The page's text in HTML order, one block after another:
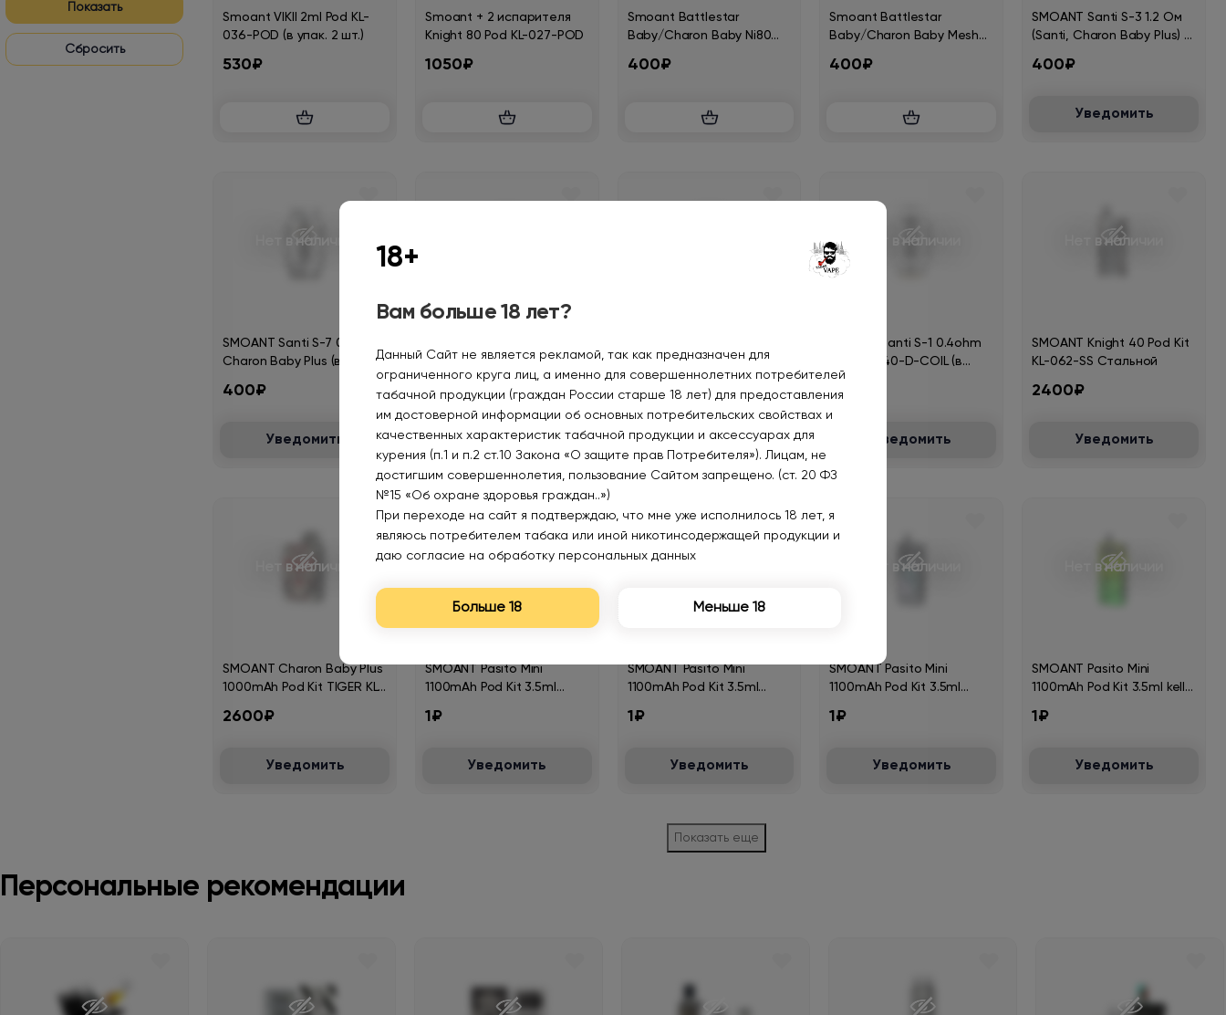
Показать
Smoant VIKII 2ml Pod KL-
036-POD (в упак. 2 шт.)
530₽
Smoant + 2 испарителя
Knight 80 Pod KL-027-POD
1050₽
Smoant Battlestar
Baby/Charon Baby Ni80
(в упак. 3 шт.)
400₽
Smoant Battlestar
Baby/Charon Baby Mesh
COIL (в упак. 3 шт.)
400₽
SMOANT Santi S-3 1.2 Ом
(Santi, Charon Baby Plus) (в
400₽
Уведомить
Нет в наличии
SMOANT Santi S-7 0.3ohm
Charon Baby Plus (в упак. 3
400₽
Уведомить
KL-080-POD
450₽
Уведомить
Coil KL-040-RD-COIL (в
упак. 3 шт.)
400₽
Уведомить
Нет в наличии
Smoant Santi S-1 0.4ohm
Coil KL-040-D-COIL (в
упак. 3 шт.)
400₽
Уведомить
Нет в наличии
SMOANT Knight 40 Pod Kit
KL-062-SS Стальной
2400₽
Уведомить
Нет в наличии
SMOANT Charon Baby Plus
1000mAh Pod Kit TIGER KL-
2600₽
Уведомить
SMOANT Pasito Mini
1100mAh Pod Kit 3.5ml
1₽
Уведомить
SMOANT Pasito Mini
1100mAh Pod Kit 3.5ml
1₽
Уведомить
Нет в наличии
SMOANT Pasito Mini
1100mAh Pod Kit 3.5ml
1₽
Уведомить
Нет в наличии
SMOANT Pasito Mini
1100mAh Pod Kit 3.5ml kelly
1₽
Уведомить
Показать еще
Персональные рекомендации
18+
Вам больше 18 лет?
Данный Сайт не является рекламой, так как предназначен для
ограниченного круга лиц, а именно для совершеннолетних потребителей
табачной продукции (граждан России старше 18 лет) для предоставления
им достоверной информации об основных потребительских свойствах и
качественных характеристик табачной продукции и аксессуарах для
курения (п.1 и п.2 ст.10 Закона «О защите прав Потребителя»). Лицам, не
достигшим совершеннолетия, пользование Сайтом запрещено. (ст. 20 ФЗ
№15 «Об охране здоровья граждан..»)
При переходе на сайт я подтверждаю, что мне уже исполнилось 18 лет, я
являюсь потребителем табака или иной никотинсодержащей продукции и
даю согласие на обработку персональных данных
Больше 18 Меньше 18